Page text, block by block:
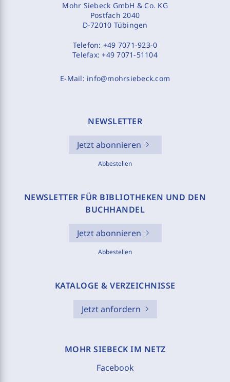
Mohr Siebeck GmbH & Co. KG
Postfach 2040
D-72010 Tübingen
Telefon: +49 7071-923-0
Telefax:+49 7071-51104
E-Mail: info@mohrsiebeck.com
NEWSLETTER
Jetzt abonnieren
Abbestellen
NEWSLETTER FÜR BIBLIOTHEKEN UND DEN
BUCHHANDEL
Jetzt abonnieren
Abbestellen
KATALOGE & VERZEICHNISSE
Jetzt anfordern
MOHR SIEBECK IM NETZ
Facebook